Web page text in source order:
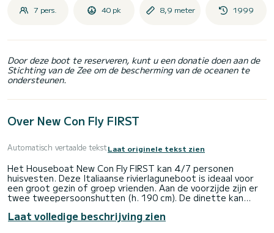
7 pers. 40 pk 8,9 meter 1999
Door deze boot te reserveren, kunt u een donatie doen aan de
Stichting van de Zee om de bescherming van de oceanen te
ondersteunen.
Over New Con Fly FIRST
Automatisch vertaalde tekstLaat originele tekst zien
Het Houseboat New Con Fly FIRST kan 4/7 personen
huisvesten. Deze Italiaanse rivierlaguneboot is ideaal voor
een groot gezin of groep vrienden. Aan de voorzijde zijn er
twee tweepersoonshutten (h. 190 cm). De dinette kan
stapelbed. Een badkamer met douche, wastafel en toilet, en
een toilet. Ruime interieurs met eerste stuurpositie, keuken
Laat volledige beschrijving zien